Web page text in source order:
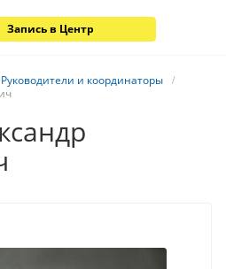
Запись в Центр
Руководители и координаторы